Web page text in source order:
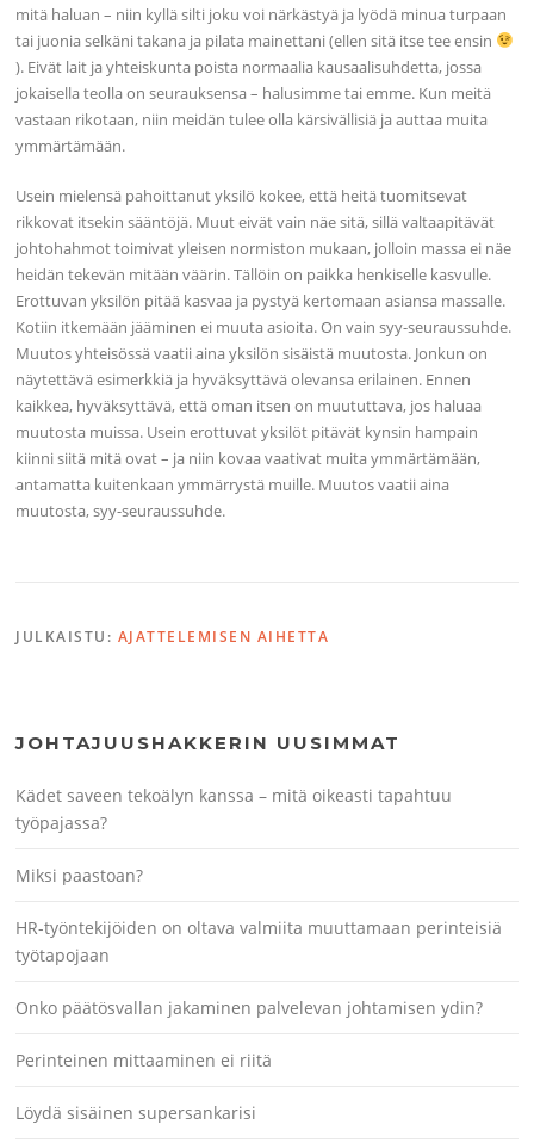
mitä haluan – niin kyllä silti joku voi närkästyä ja lyödä minua turpaan
tai juonia selkäni takana ja pilata mainettani (ellen sitä itse tee ensin
). Eivät lait ja yhteiskunta poista normaalia kausaalisuhdetta, jossa
jokaisella teolla on seurauksensa – halusimme tai emme. Kun meitä
vastaan rikotaan, niin meidän tulee olla kärsivällisiä ja auttaa muita
ymmärtämään.
Usein mielensä pahoittanut yksilö kokee, että heitä tuomitsevat
rikkovat itsekin sääntöjä. Muut eivät vain näe sitä, sillä valtaapitävät
johtohahmot toimivat yleisen normiston mukaan, jolloin massa ei näe
heidän tekevän mitään väärin. Tällöin on paikka henkiselle kasvulle.
Erottuvan yksilön pitää kasvaa ja pystyä kertomaan asiansa massalle.
Kotiin itkemään jääminen ei muuta asioita. On vain syy-seuraussuhde.
Muutos yhteisössä vaatii aina yksilön sisäistä muutosta. Jonkun on
näytettävä esimerkkiä ja hyväksyttävä olevansa erilainen. Ennen
kaikkea, hyväksyttävä, että oman itsen on muututtava, jos haluaa
muutosta muissa. Usein erottuvat yksilöt pitävät kynsin hampain
kiinni siitä mitä ovat – ja niin kovaa vaativat muita ymmärtämään,
antamatta kuitenkaan ymmärrystä muille. Muutos vaatii aina
muutosta, syy-seuraussuhde.
JULKAISTU: AJATTELEMISEN AIHETTA
JOHTAJUUSHAKKERIN UUSIMMAT
Kädet saveen tekoälyn kanssa – mitä oikeasti tapahtuu
työpajassa?
Miksi paastoan?
HR-työntekijöiden on oltava valmiita muuttamaan perinteisiä
työtapojaan
Onko päätösvallan jakaminen palvelevan johtamisen ydin?
Perinteinen mittaaminen ei riitä
Löydä sisäinen supersankarisi